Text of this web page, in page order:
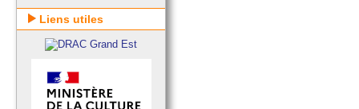
Liens utiles